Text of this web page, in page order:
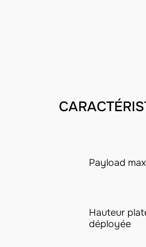
Payload max
Hauteur
déployée